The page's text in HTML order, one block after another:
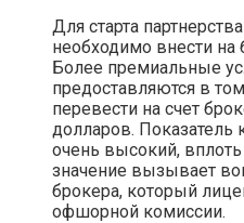
Для старта
необходимо внести на
Более премиальные
предоставляются в
перевести на счет
долларов. Показатель
очень высокий,
значение вызывает
брокера, который
офшорной комиссии.